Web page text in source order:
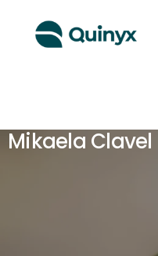
Mikaela Clavel